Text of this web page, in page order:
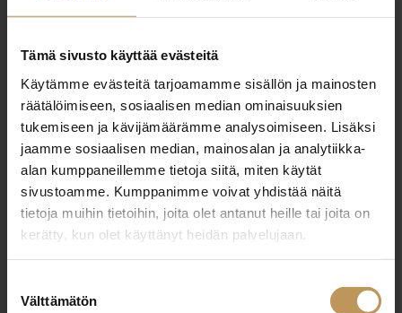
Tämä sivusto käyttää evästeitä
Käytämme evästeitä tarjoamamme sisällön ja mainosten
räätälöimiseen, sosiaalisen median ominaisuuksien
tukemiseen ja kävijämäärämme analysoimiseen. Lisäksi
jaamme sosiaalisen median, mainosalan ja analytiikka-
alan kumppaneillemme tietoja siitä, miten käytät
sivustoamme. Kumppanimme voivat yhdistää näitä
tietoja muihin tietoihin, joita olet antanut heille tai joita on
kerätty, kun olet käyttänyt heidän palvelujaan.
valinta
Välttämätön
+358503472541
"*" näyttää pakolliset kentät